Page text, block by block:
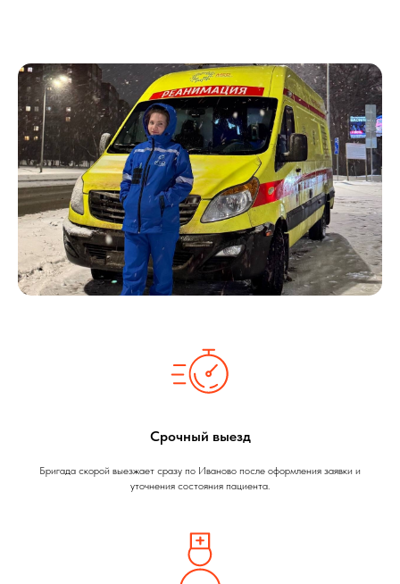
Срочный выезд
Бригада скорой выезжает сразу по Иваново после оформления заявки и
уточнения состояния пациента.